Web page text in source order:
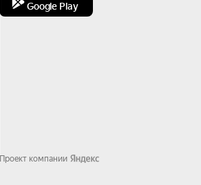
Google Play
Проект компании